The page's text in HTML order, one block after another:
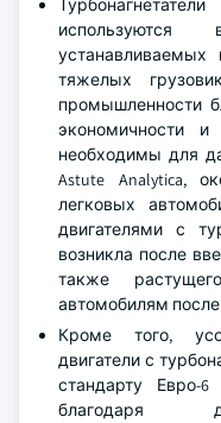
используются
устанавливаемых
тяжелых
промышленности
экономичности
необходимы для
Astute Analytica,
легковых
двигателями с
возникла после
также
автомобилям после
Кроме того,
двигатели с
стандарту
благодаря